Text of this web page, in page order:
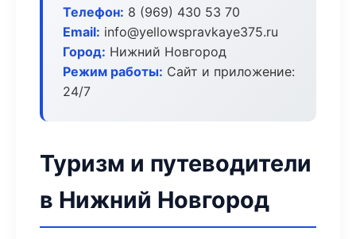
Телефон: 8 (969) 430 53 70
Email: info@yellowspravkaye375.ru
Город: Нижний Новгород
Режим работы: Сайт и приложение:
24/7
Туризм и путеводители
в Нижний Новгород